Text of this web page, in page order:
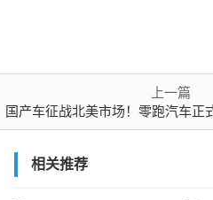
上一篇
国产车征战北美市场！零跑汽车正式登
相关推荐